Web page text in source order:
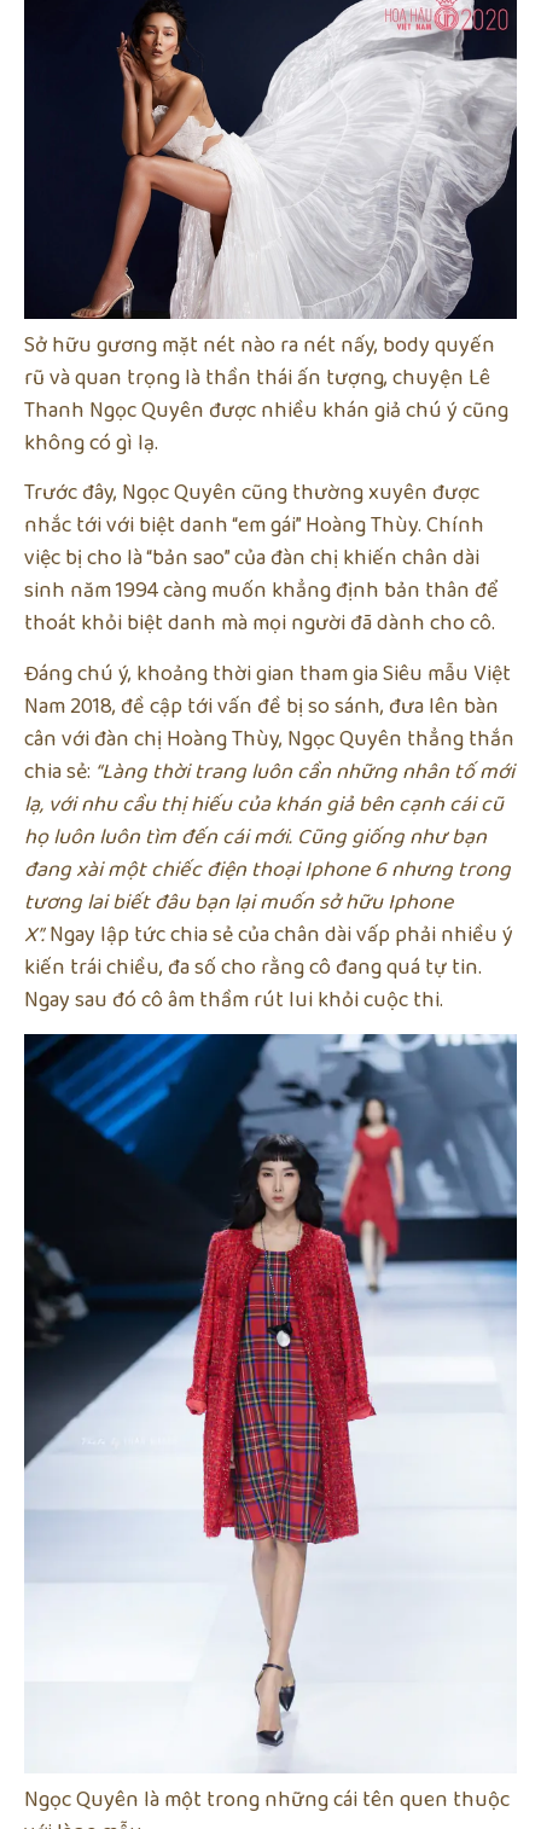
Sở hữu gương mặt nét nào ra nét nấy, body quyến
rũ và quan trọng là thần thái ấn tượng, chuyện Lê
Thanh Ngọc Quyên được nhiều khán giả chú ý cũng
không có gì lạ.
Trước đây, Ngọc Quyên cũng thường xuyên được
nhắc tới với biệt danh “em gái” Hoàng Thùy. Chính
việc bị cho là “bản sao” của đàn chị khiến chân dài
sinh năm 1994 càng muốn khẳng định bản thân để
thoát khỏi biệt danh mà mọi người đã dành cho cô.
Đáng chú ý, khoảng thời gian tham gia Siêu mẫu Việt
Nam 2018, đề cập tới vấn đề bị so sánh, đưa lên bàn
cân với đàn chị Hoàng Thùy, Ngọc Quyên thẳng thắn
chia sẻ: “Làng thời trang luôn cần những nhân tố mới
lạ, với nhu cầu thị hiếu của khán giả bên cạnh cái cũ
họ luôn luôn tìm đến cái mới. Cũng giống như bạn
đang xài một chiếc điện thoại Iphone 6 nhưng trong
tương lai biết đâu bạn lại muốn sở hữu Iphone
X”.Ngay lập tức chia sẻ của chân dài vấp phải nhiều ý
kiến trái chiều, đa số cho rằng cô đang quá tự tin.
Ngay sau đó cô âm thầm rút lui khỏi cuộc thi.
Ngọc Quyên là một trong những cái tên quen thuộc